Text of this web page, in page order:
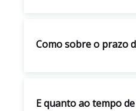
Como sobre o prazo
E quanto ao tempo